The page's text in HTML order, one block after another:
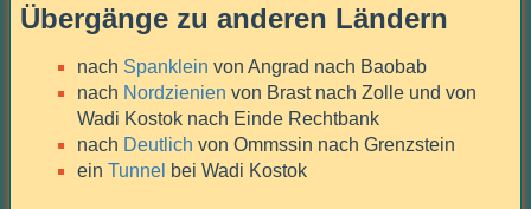
Übergänge zu anderen Ländern
nach Spanklein von Angrad nach Baobab
nach Nordzienien von Brast nach Zolle und von
Wadi Kostok nach Einde Rechtbank
nach Deutlich von Ommssin nach Grenzstein
ein Tunnel bei Wadi Kostok